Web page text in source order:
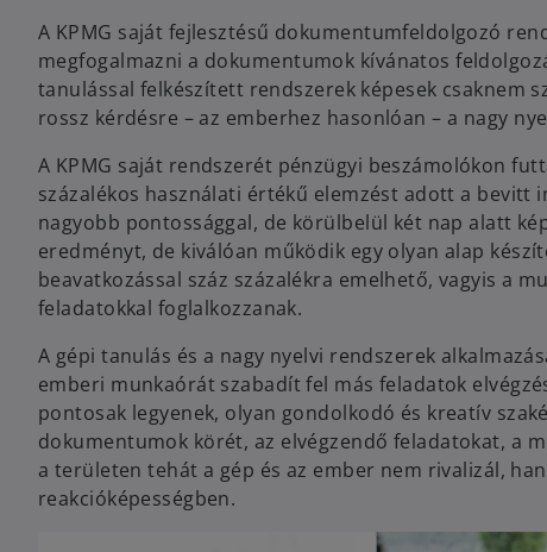
A KPMG saját fejlesztésű dokumentumfeldolgozó
megfogalmazni a dokumentumok kívánatos
tanulással felkészített rendszerek képesek csaknem
rossz kérdésre – az emberhez hasonlóan – a nagy
A KPMG saját rendszerét pénzügyi beszámolókon
százalékos használati értékű elemzést adott a
nagyobb pontossággal, de körülbelül két nap alatt
eredményt, de kiválóan működik egy olyan alap
beavatkozással száz százalékra emelhető, vagyis a
feladatokkal foglalkozzanak.
A gépi tanulás és a nagy nyelvi rendszerek
emberi munkaórát szabadít fel más feladatok
pontosak legyenek, olyan gondolkodó és kreatív
dokumentumok körét, az elvégzendő feladatokat, a
a területen tehát a gép és az ember nem rivalizál,
reakcióképességben.